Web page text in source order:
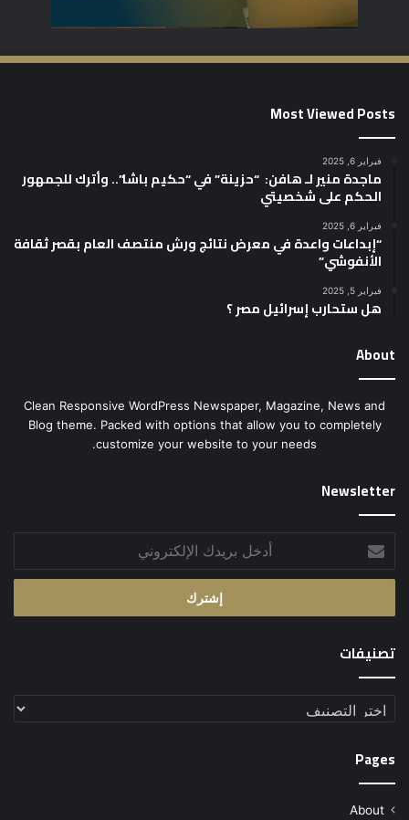
Most Viewed Posts
فبراير 6, 2025
ماجدة منير لـ هافن: “حزينة” في “حكيم باشا”.. وأترك للجمهور
الحكم على شخصيتي
فبراير 6, 2025
“إبداعات واعدة في معرض نتائج ورش منتصف العام بقصر ثقافة
الأنفوشي”
فبراير 5, 2025
هل ستحارب إسرائيل مصر ؟
About
Clean Responsive WordPress Newspaper, Magazine, News and
Blog theme. Packed with options that allow you to completely
customize your website to your needs.
Newsletter
بريدك
الإلكتروني
تصنيفات
تصنيفات
Pages
About